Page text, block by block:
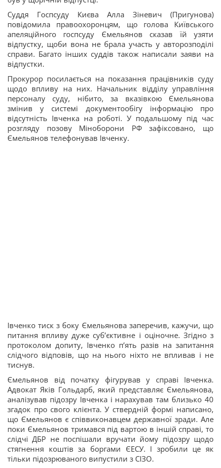
Суддя Госпсуду Києва Алла Зіневич (Пригунова)
повідомила правоохоронцям, що голова Київського
апеляційного госпсуду Ємельянов сказав їй узяти
відпустку, щоби вона не брала участь у авторозподілі
справи. Багато інших суддів також написали заяви на
відпустки.
Прокурор посилається на показання працівників суду
щодо впливу на них. Начальник відділу управління
персоналу суду, нібито, за вказівкою Ємельянова
змінив у системі документообігу інформацію про
відсутність Івченка на роботі. У подальшому під час
розгляду позову Міноборони РФ зафіксовано, що
Ємельянов телефонував Івченку.
Івченко тиск з боку Ємельянова заперечив, кажучи, що
питання впливу дуже субʼєктивне і оціночне. Згідно з
протоколом допиту, Івченко пʼять разів на запитання
слідчого відповів, що на нього ніхто не впливав і не
тиснув.
Ємельянов від початку фігурував у справі Івченка.
Адвокат Яків Гольдарб, який представляє Ємельянова,
аналізував підозру Івченка і нарахував там близько 40
згадок про свого клієнта. У ствердній формі написано,
що Ємельянов є співвиконавцем державної зради. Але
поки Ємельянов тримався під вартою в іншій справі, то
слідчі ДБР не поспішали вручати йому підозру щодо
стягнення коштів за боргами ЄЕСУ. І зробили це як
тільки підозрюваного випустили з СІЗО.